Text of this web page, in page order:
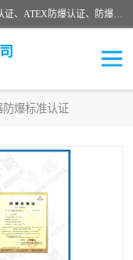
深圳中诺检测技术有限公司是一家专注IECEx防爆认证、ATEX防爆认证、防爆电气检测、防爆合格证、煤安认证等代理机构，可为客户提供从防爆设计、认证、现场检查、工程施工改造、培训等一站式服务。
防爆标准认证
防爆检测
矿安
计